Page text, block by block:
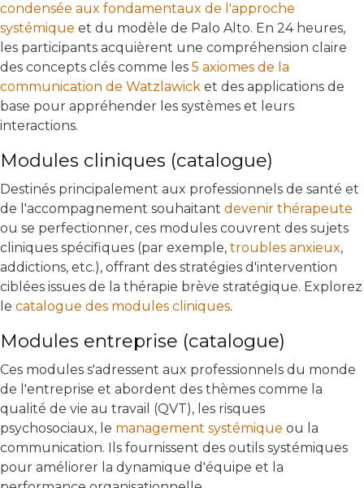
condensée aux fondamentaux de l'approche
systémique et du modèle de Palo Alto. En 24 heures,
les participants acquièrent une compréhension claire
des concepts clés comme les 5 axiomes de la
communication de Watzlawick et des applications de
base pour appréhender les systèmes et leurs
interactions.
Modules cliniques (catalogue)
Destinés principalement aux professionnels de santé et
de l'accompagnement souhaitant devenir thérapeute
ou se perfectionner, ces modules couvrent des sujets
cliniques spécifiques (par exemple, troubles anxieux,
addictions, etc.), offrant des stratégies d'intervention
ciblées issues de la thérapie brève stratégique. Explorez
le catalogue des modules cliniques.
Modules entreprise (catalogue)
Ces modules s'adressent aux professionnels du monde
de l'entreprise et abordent des thèmes comme la
qualité de vie au travail (QVT), les risques
psychosociaux, le management systémique ou la
communication. Ils fournissent des outils systémiques
pour améliorer la dynamique d'équipe et la